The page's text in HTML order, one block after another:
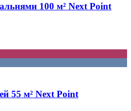
100 м² Next Point
55 м² Next Point